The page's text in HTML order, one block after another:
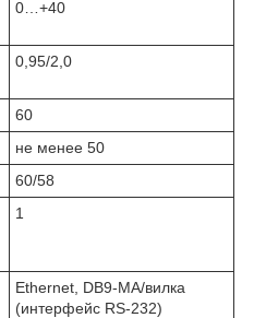
0…+40
0,95/2,0
60
не менее 50
60/58
1
Ethernet, DB9-MА/вилка
(интерфейс RS-232)